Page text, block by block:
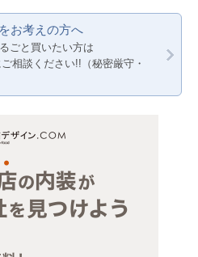
お考えの方へ
ごと買いたい方は
相談ください!!（秘密厳守・